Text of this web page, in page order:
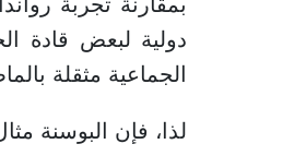
دولية لبعض قادة
الجماعية مثقلة
لذا، فإن البوسنة